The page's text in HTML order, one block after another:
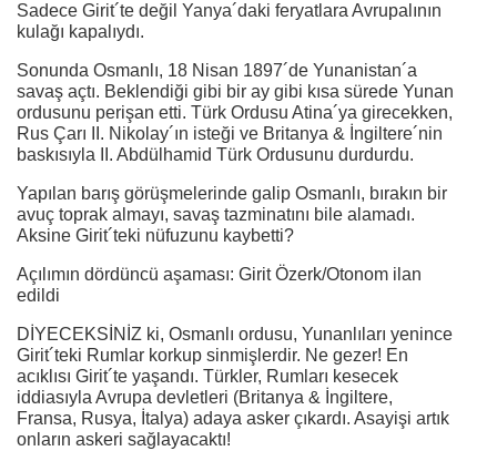
Sadece Girit´te değil Yanya´daki feryatlara Avrupalının
kulağı kapalıydı.
Sonunda Osmanlı, 18 Nisan 1897´de Yunanistan´a
savaş açtı. Beklendiği gibi bir ay gibi kısa sürede Yunan
ordusunu perişan etti. Türk Ordusu Atina´ya girecekken,
Rus Çarı II. Nikolay´ın isteği ve Britanya & İngiltere´nin
baskısıyla II. Abdülhamid Türk Ordusunu durdurdu.
Yapılan barış görüşmelerinde galip Osmanlı, bırakın bir
avuç toprak almayı, savaş tazminatını bile alamadı.
Aksine Girit´teki nüfuzunu kaybetti?
Açılımın dördüncü aşaması: Girit Özerk/Otonom ilan
edildi
DİYECEKSİNİZ ki, Osmanlı ordusu, Yunanlıları yenince
Girit´teki Rumlar korkup sinmişlerdir. Ne gezer! En
acıklısı Girit´te yaşandı. Türkler, Rumları kesecek
iddiasıyla Avrupa devletleri (Britanya & İngiltere,
Fransa, Rusya, İtalya) adaya asker çıkardı. Asayişi artık
onların askeri sağlayacaktı!